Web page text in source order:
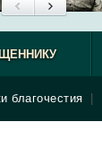
благочестия